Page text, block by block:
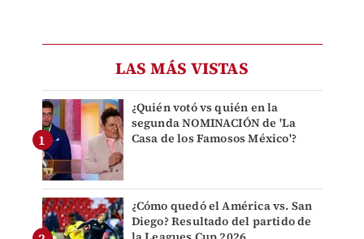
LAS MÁS VISTAS
¿Quién votó vs quién en la
segunda NOMINACIÓN de 'La
Casa de los Famosos México'?
¿Cómo quedó el América vs. San
Diego? Resultado del partido de